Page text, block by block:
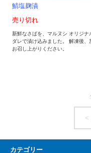
鯖塩麹漬
売り切れ
新鮮なさばを、マルヌシ オリジナ
ダレで漬け込みました。 解凍後、
お召し上がりください。
<
カテゴリー